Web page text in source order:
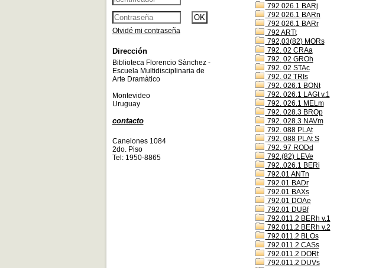
792 026.1 BARj
792 026.1 BARn
792 026.1 BARr
792 ARTt
792,03(82) MORs
792. 02 CRAa
792. 02 GROh
792. 02 STAc
792. 02 TRIs
792. 026.1 BONt
792. 026.1 LAGt v.1
792. 026.1 MELm
792. 028.3 BROp
792. 028.3 NAVm
792. 088 PLAt
792. 088 PLAt S
792. 97 RODd
792.(82) LEVe
792..026.1 BERi
792.01 ANTn
792.01 BADr
792.01 BAXs
792.01 DOAe
792.01 DUBf
792.011.2 BERh v.1
792.011.2 BERh v.2
792.011.2 BLOs
792.011.2 CASs
792.011.2 DORt
792.011.2 DUVs
Olvidé mi contraseña
Dirección
Biblioteca Florencio Sànchez -
Escuela Multidisciplinaria de
Arte Dramàtico
Montevideo
Uruguay
contacto
Canelones 1084
2do. Piso
Tel: 1950-8865